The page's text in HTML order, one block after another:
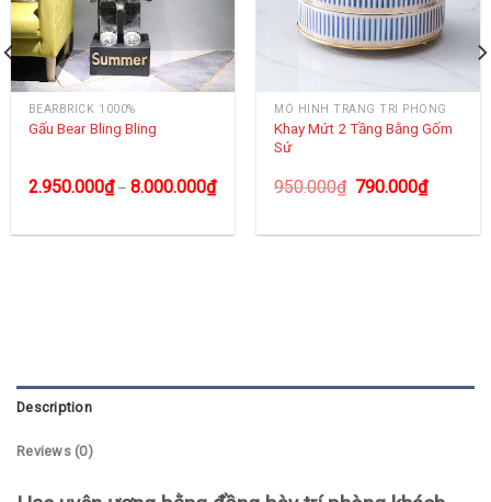
BEARBRICK 1000%
Gấu Bear Bling Bling
2.950.000₫– 8.000.000₫
MÔ HÌNH TRANG TRÍ PHÒNG
Khay Mứt 2 Tầng Bằng Gốm
Sứ
950.000₫ 790.000₫
Description
Reviews (0)